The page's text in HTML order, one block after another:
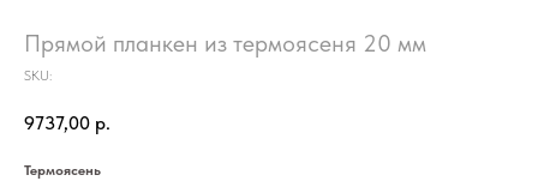
Прямой планкен из термоясеня 20 мм
SKU:
9737,00 р.
Термоясень